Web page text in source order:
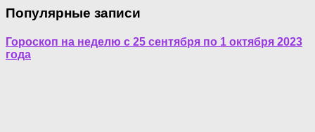
Популярные записи
Гороскоп на неделю с 25 сентября по 1 октября 2023
года